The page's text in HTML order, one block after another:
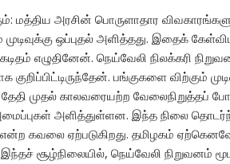
மத்திய அரசின் பொருளாதார
முடிவுக்கு ஒப்புதல் அளித்தது. இதைக்
எழுதினேன். நெய்வேலி நிலக்கரி
பங்குகளை விற்கும்
முதல் காலவரையற்ற வேலைநிறுத்தப்
அளித்துள்ளன. இந்த நிலை
கவலை ஏற்படுகிறது. தமிழகம்
சூழ்நிலையில், நெய்வேலி நிறுவனம்